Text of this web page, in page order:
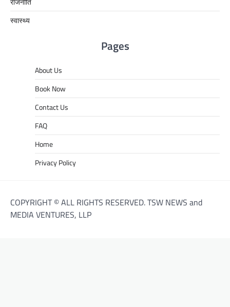
स्वास्थ्य
Pages
About Us
Book Now
Contact Us
FAQ
Home
Privacy Policy
COPYRIGHT © ALL RIGHTS RESERVED. TSW NEWS and
MEDIA VENTURES, LLP